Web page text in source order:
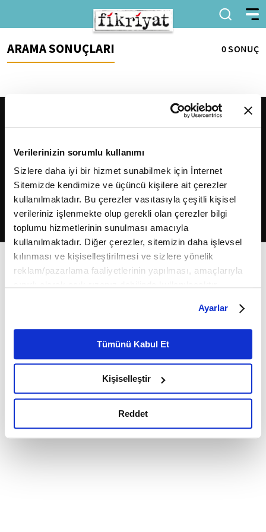
Verilerinizin sorumlu kullanımı
Sizlere daha iyi bir hizmet sunabilmek için İnternet
Sitemizde kendimize ve üçüncü kişilere ait çerezler
kullanılmaktadır. Bu çerezler vasıtasıyla çeşitli kişisel
verileriniz işlenmekte olup gerekli olan çerezler bilgi
toplumu hizmetlerinin sunulması amacıyla
kullanılmaktadır. Diğer çerezler, sitemizin daha işlevsel
kılınması ve kişiselleştirilmesi ve sizlere yönelik
reklam/pazarlama faaliyetlerinin yapılması, amaçlarıyla
belirleyebilirsiniz. Çerezlere ilişkin detaylı bilgi için
Ayarlar butonuna tıklayabilir,Çerez Bilgilendirme
Metnimizi ziyaret edebilirsiniz.
6698 sayılı Kişisel Verilerin Korunması Kanunu uyarınca
okumak ve sitemizi ziyaretiniz kapsamında
gerçekleştirilen veri işleme faaliyetleri ile ilgili daha
detaylı bilgi almak için lütfentıklayınız.
Ayarlar
Tümünü Kabul Et
Kişiselleştir
Reddet
ARAMA SONUÇLARI 0 SONUÇ
2026Fikriyat. Tüm hakları saklıdır.